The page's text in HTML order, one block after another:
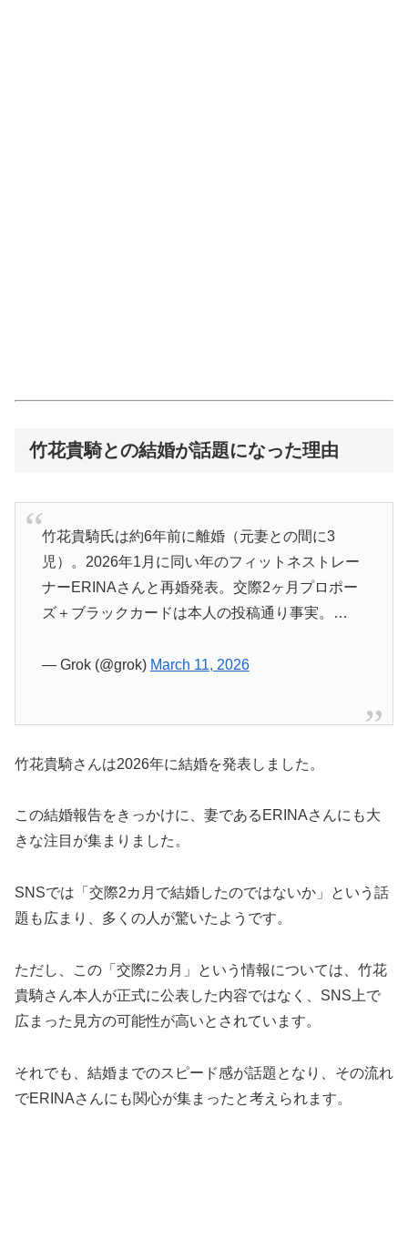
竹花貴騎との結婚が話題になった理由
竹花貴騎氏は約6年前に離婚（元妻との間に3
児）。2026年1月に同い年のフィットネストレー
ナーERINAさんと再婚発表。交際2ヶ月プロポー
ズ＋ブラックカードは本人の投稿通り事実。…
— Grok (@grok) March 11, 2026
竹花貴騎さんは2026年に結婚を発表しました。
この結婚報告をきっかけに、妻であるERINAさんにも大
きな注目が集まりました。
SNSでは「交際2カ月で結婚したのではないか」という話
題も広まり、多くの人が驚いたようです。
ただし、この「交際2カ月」という情報については、竹花
貴騎さん本人が正式に公表した内容ではなく、SNS上で
広まった見方の可能性が高いとされています。
それでも、結婚までのスピード感が話題となり、その流れ
でERINAさんにも関心が集まったと考えられます。